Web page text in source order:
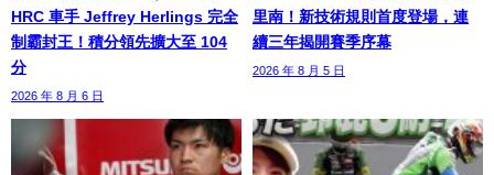
HRC 車手 Jeffrey Herlings 完全
制霸封王！積分領先擴大至 104
分
2026 年 8 月 6 日
里南！新技術規則首度登場，連
續三年揭開賽季序幕
2026 年 8 月 5 日